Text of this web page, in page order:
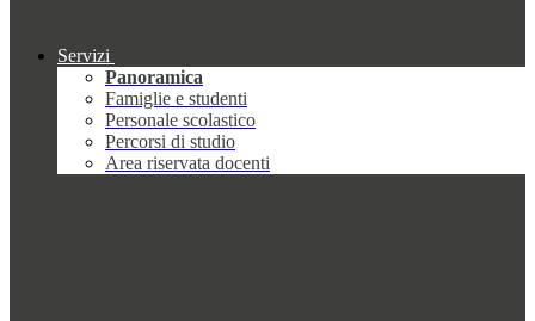
Servizi
Panoramica
Famiglie e studenti
Personale scolastico
Percorsi di studio
Area riservata docenti